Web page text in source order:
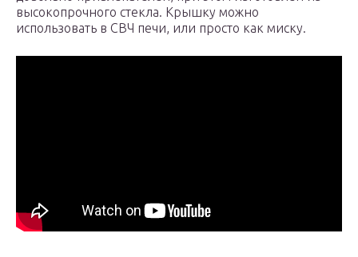
высокопрочного стекла. Крышку можно
использовать в СВЧ печи, или просто как миску.